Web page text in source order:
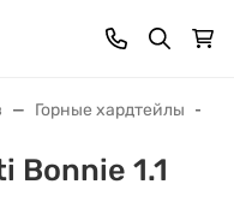
Горные хардтейлы
Bonnie 1.1